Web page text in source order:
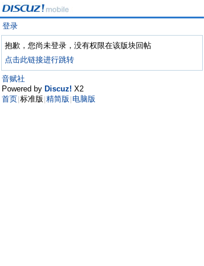
登录
抱歉，您尚未登录，没有权限在该版块回帖
点击此链接进行跳转
音赋社
Powered by Discuz! X2
首页 标准版 精简版 电脑版